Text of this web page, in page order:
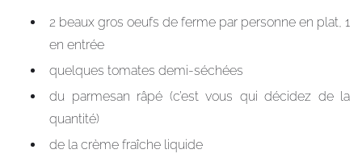
2 beaux gros oeufs de ferme par personne en plat, 1
en entrée
quelques tomates demi-séchées
du parmesan râpé (c’est vous qui décidez de la
quantité)
de la crème fraîche liquide